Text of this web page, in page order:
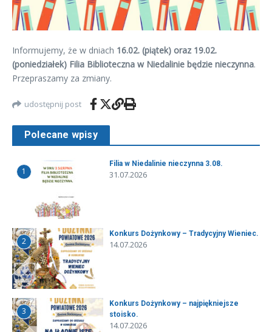
Informujemy, że w dniach 16.02. (piątek) oraz 19.02.
(poniedziałek) Filia Biblioteczna w Niedalinie będzie nieczynna.
Przepraszamy za zmiany.
udostępnij post
Polecane wpisy
1
Filia w Niedalinie nieczynna 3.08.
31.07.2026
2
Konkurs Dożynkowy – Tradycyjny Wieniec.
14.07.2026
3
Konkurs Dożynkowy – najpiękniejsze
stoisko.
14.07.2026